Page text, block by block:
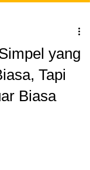
yang
Tapi
Biasa